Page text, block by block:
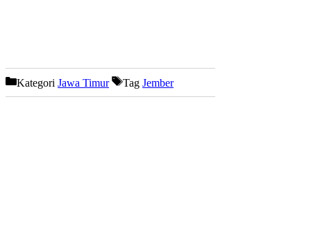
Kategori Jawa Timur Tag Jember